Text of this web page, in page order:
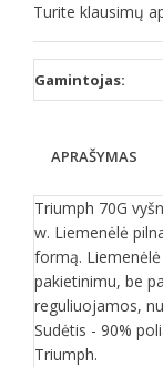
Turite klausimų
Gamintojas:
APRAŠYMAS
Triumph 70G
w. Liemenėlė
formą.
pakietinimu, be
reguliuojamos,
Sudėtis - 90%
Triumph.